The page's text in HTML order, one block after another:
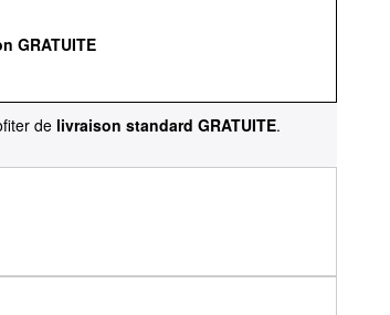
GRATUITE
de livraison standard GRATUITE.